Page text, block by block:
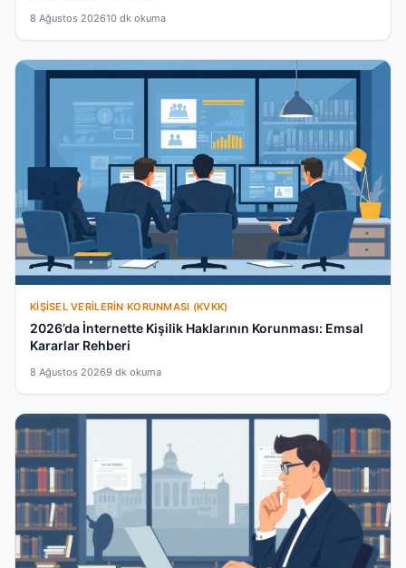
8 Ağustos 202610 dk okuma
KIŞISEL VERILERIN KORUNMASI (KVKK)
2026’da İnternette Kişilik Haklarının Korunması: Emsal
Kararlar Rehberi
8 Ağustos 20269 dk okuma